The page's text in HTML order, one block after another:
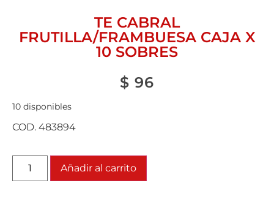
TE CABRAL
FRUTILLA/FRAMBUESA CAJA X
10 SOBRES
$ 96
10 disponibles
COD. 483894
Añadir al carrito